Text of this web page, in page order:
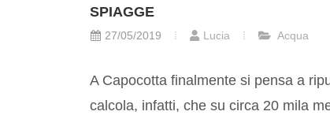
SPIAGGE
27/05/2019 Lucia Acqua
A Capocotta finalmente si pensa a
calcola, infatti, che su circa 20 mila